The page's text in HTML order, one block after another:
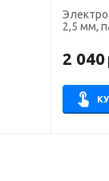
2,5 мм,
2 040